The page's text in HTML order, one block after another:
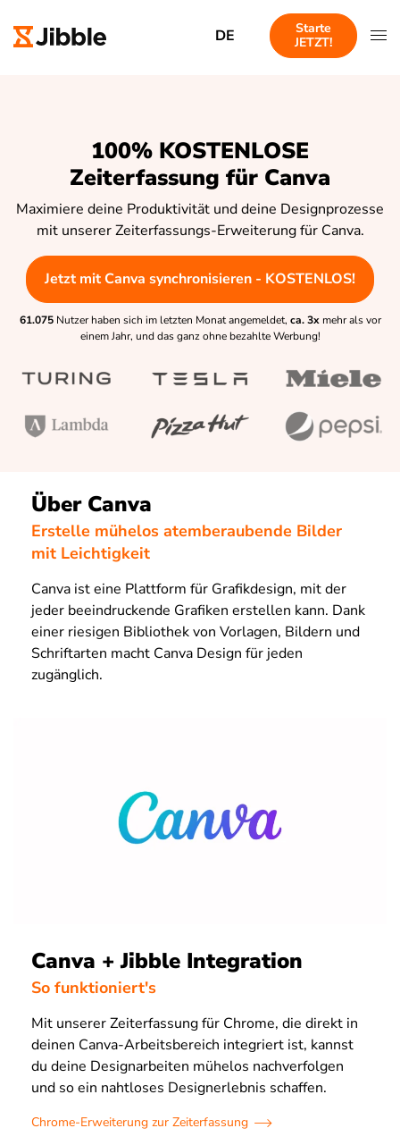
DE
Starte
JETZT!
100% KOSTENLOSE
Zeiterfassung für Canva
Maximiere deine Produktivität und deine Designprozesse
mit unserer Zeiterfassungs-Erweiterung für Canva.
Jetzt mit Canva synchronisieren - KOSTENLOS!
61.075 Nutzer haben sich im letzten Monat angemeldet, ca. 3x mehr als vor
einem Jahr, und das ganz ohne bezahlte Werbung!
Über Canva
Erstelle mühelos atemberaubende Bilder
mit Leichtigkeit
Canva ist eine Plattform für Grafikdesign, mit der
jeder beeindruckende Grafiken erstellen kann. Dank
einer riesigen Bibliothek von Vorlagen, Bildern und
Schriftarten macht Canva Design für jeden
zugänglich.
Canva + Jibble Integration
So funktioniert's
Mit unserer Zeiterfassung für Chrome, die direkt in
deinen Canva-Arbeitsbereich integriert ist, kannst
du deine Designarbeiten mühelos nachverfolgen
und so ein nahtloses Designerlebnis schaffen.
Chrome-Erweiterung zur Zeiterfassung